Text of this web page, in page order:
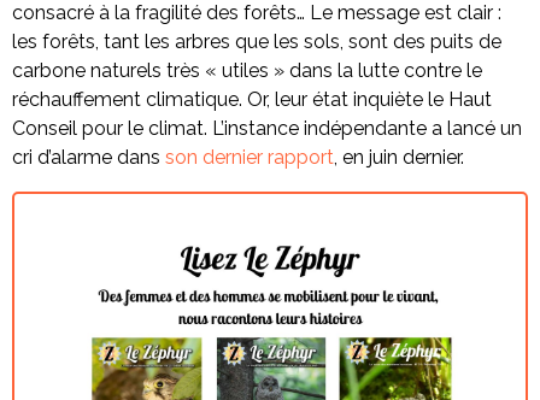
consacré à la fragilité des forêts… Le message est clair :
les forêts, tant les arbres que les sols, sont des puits de
carbone naturels très « utiles » dans la lutte contre le
réchauffement climatique. Or, leur état inquiète le Haut
Conseil pour le climat. L’instance indépendante a lancé un
cri d’alarme dans son dernier rapport, en juin dernier.